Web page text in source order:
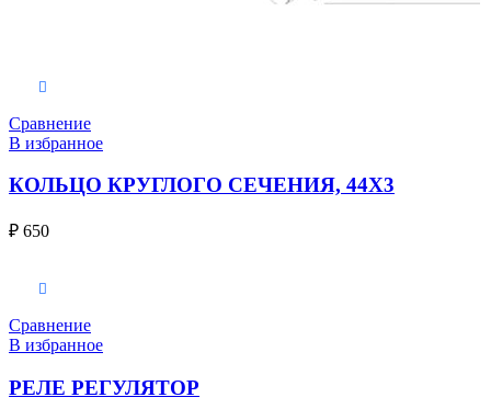
Сравнение
В избранное
КОЛЬЦО КРУГЛОГО СЕЧЕНИЯ, 44X3
₽ 650
Сравнение
В избранное
РЕЛЕ РЕГУЛЯТОР